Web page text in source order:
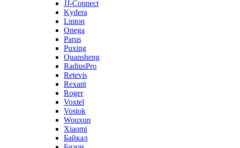
JJ-Connect
Kydera
Linton
Onega
Parus
Puxing
Quansheng
RadiusPro
Retevis
Rexant
Roger
Voxtel
Vostok
Wouxun
Xiaomi
Байкал